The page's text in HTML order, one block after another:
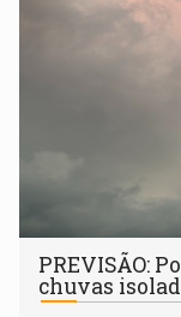
PREVISÃO:
chuvas